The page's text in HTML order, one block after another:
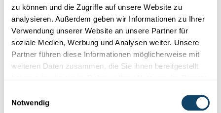
zu können und die Zugriffe auf unsere Website zu
analysieren. Außerdem geben wir Informationen zu Ihrer
Verwendung unserer Website an unsere Partner für
soziale Medien, Werbung und Analysen weiter. Unsere
Partner führen diese Informationen möglicherweise mit
weiteren Daten zusammen, die Sie ihnen bereitgestellt
Notwendig